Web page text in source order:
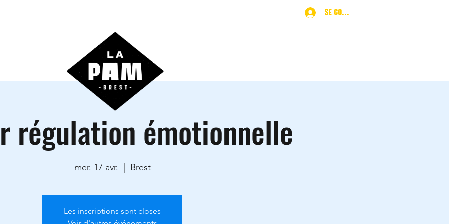
Se connecter
régulation émotionnelle
mer. 17 avr. Brest
Les inscriptions sont closes